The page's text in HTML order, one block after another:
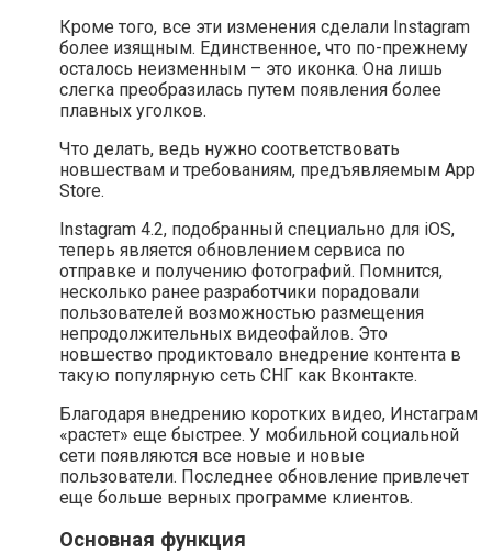
Кроме того, все эти изменения сделали Instagram
более изящным. Единственное, что по-прежнему
осталось неизменным – это иконка. Она лишь
слегка преобразилась путем появления более
плавных уголков.
Что делать, ведь нужно соответствовать
новшествам и требованиям, предъявляемым App
Store.
Instagram 4.2, подобранный специально для iOS,
теперь является обновлением сервиса по
отправке и получению фотографий. Помнится,
несколько ранее разработчики порадовали
пользователей возможностью размещения
непродолжительных видеофайлов. Это
новшество продиктовало внедрение контента в
такую популярную сеть СНГ как Вконтакте.
Благодаря внедрению коротких видео, Инстаграм
«растет» еще быстрее. У мобильной социальной
сети появляются все новые и новые
пользователи. Последнее обновление привлечет
еще больше верных программе клиентов.
Основная функция